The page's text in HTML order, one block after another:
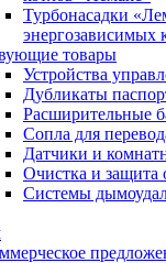
Турбонасадки
энергозависимых
товары
Устройства
Дубликаты
Расширительные
Сопла для
Датчики и
Очистка и защита
Системы